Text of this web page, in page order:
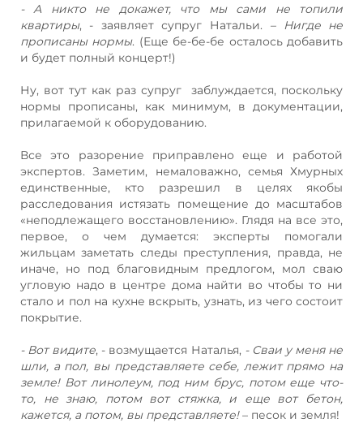
- А никто не докажет, что мы сами не топили
квартиры, - заявляет супруг Натальи. – Нигде не
прописаны нормы. (Еще бе-бе-бе осталось добавить
и будет полный концерт!)
Ну, вот тут как раз супруг заблуждается, поскольку
нормы прописаны, как минимум, в документации,
прилагаемой к оборудованию.
Все это разорение приправлено еще и работой
экспертов. Заметим, немаловажно, семья Хмурных
единственные, кто разрешил в целях якобы
расследования истязать помещение до масштабов
«неподлежащего восстановлению». Глядя на все это,
первое, о чем думается: эксперты помогали
жильцам заметать следы преступления, правда, не
иначе, но под благовидным предлогом, мол сваю
угловую надо в центре дома найти во чтобы то ни
стало и пол на кухне вскрыть, узнать, из чего состоит
покрытие.
- Вот видите, - возмущается Наталья, - Сваи у меня не
шли, а пол, вы представляете себе, лежит прямо на
земле! Вот линолеум, под ним брус, потом еще что-
то, не знаю, потом вот стяжка, и еще вот бетон,
кажется, а потом, вы представляете!– песок и земля!